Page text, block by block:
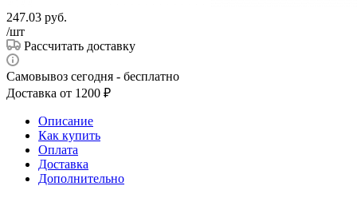
247.03 руб.
/шт
Рассчитать доставку
Самовывоз сегодня - бесплатно
Доставка от 1200 ₽
Описание
Как купить
Оплата
Доставка
Дополнительно